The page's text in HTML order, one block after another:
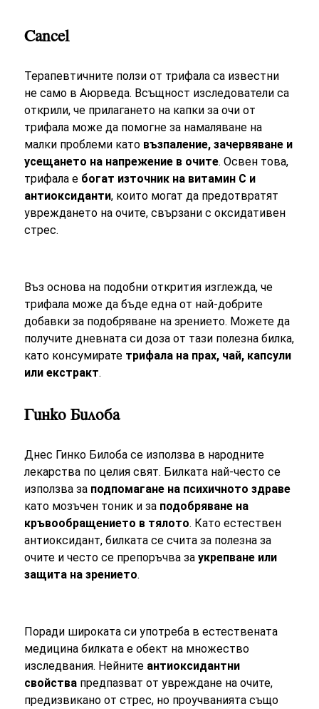
Cancel
Терапевтичните ползи от трифала са известни
не само в Аюрведа. Всъщност изследователи са
открили, че прилагането на капки за очи от
трифала може да помогне за намаляване на
малки проблеми като възпаление, зачервяване и
усещането на напрежение в очите. Освен това,
трифала е богат източник на витамин С и
антиоксиданти, които могат да предотвратят
увреждането на очите, свързани с оксидативен
стрес.
Въз основа на подобни открития изглежда, че
трифала може да бъде една от най-добрите
добавки за подобряване на зрението. Можете да
получите дневната си доза от тази полезна билка,
като консумирате трифала на прах, чай, капсули
или екстракт.
Гинко Билоба
Днес Гинко Билоба се използва в народните
лекарства по целия свят. Билката най-често се
използва за подпомагане на психичното здраве
като мозъчен тоник и за подобряване на
кръвообращението в тялото. Като естествен
антиоксидант, билката се счита за полезна за
очите и често се препоръчва заукрепване или
защита на зрението.
Поради широката си употреба в естествената
медицина билката е обект на множество
изследвания. Нейните антиоксидантни
свойства предпазват от увреждане на очите,
предизвикано от стрес, но проучванията също